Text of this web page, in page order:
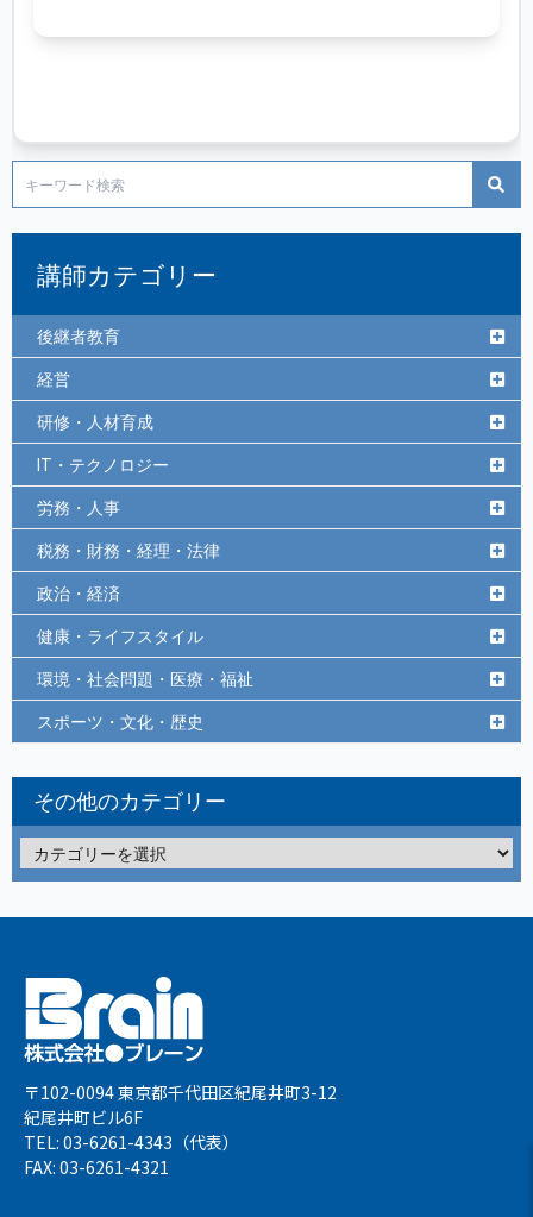
講師カテゴリー
後継者教育
経営
研修・人材育成
IT・テクノロジー
労務・人事
税務・財務・経理・法律
政治・経済
健康・ライフスタイル
環境・社会問題・医療・福祉
スポーツ・文化・歴史
その他のカテゴリー
〒102-0094 東京都千代田区紀尾井町3-12
紀尾井町ビル6F
TEL: 03-6261-4343（代表）
FAX: 03-6261-4321